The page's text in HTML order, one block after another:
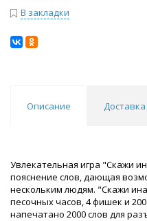
В закладки
Описание Доставка
Увлекательная игра "Скажи
пояснение слов, дающая
нескольким людям. "Скажи
песочных часов, 4 фишек и
напечатано 2000 слов для